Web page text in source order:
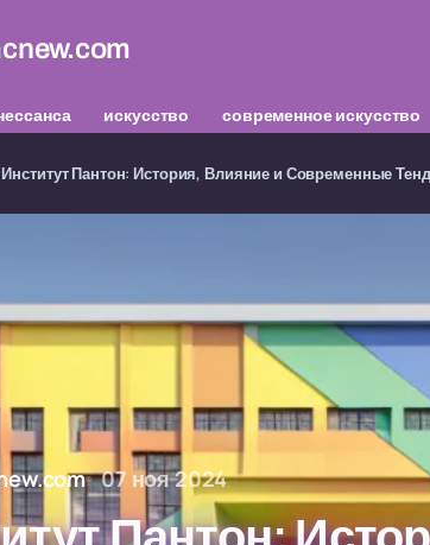
искусство современное искусство
Институт Пантон: История, Влияние и Современные
07 ноя 2024